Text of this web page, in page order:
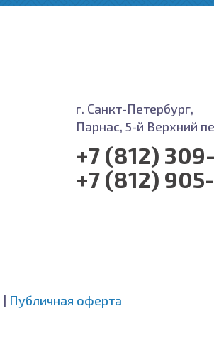
г. Санкт-Петербург,
Парнас, 5-й Верхний
+7 (812)
+7 (812)
| Публичная оферта